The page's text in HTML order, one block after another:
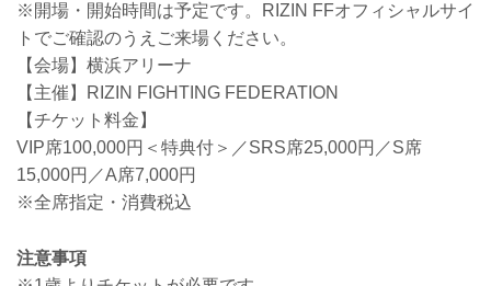
※開場・開始時間は予定です。RIZIN FFオフィシャルサイ
トでご確認のうえご来場ください。
【会場】横浜アリーナ
【主催】RIZIN FIGHTING FEDERATION
【チケット料金】
VIP席100,000円＜特典付＞／SRS席25,000円／S席
15,000円／A席7,000円
※全席指定・消費税込
注意事項